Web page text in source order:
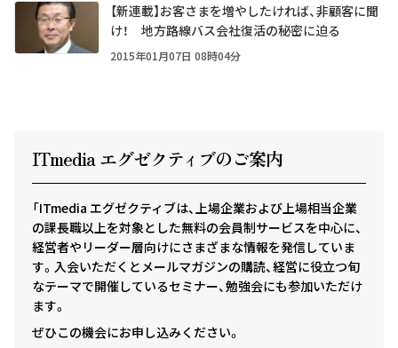
【新連載】お客さまを増やしたければ、非顧客に聞
け！ 地方路線バス会社復活の秘密に迫る
2015年01月07日 08時04分
ITmedia エグゼクティ ブのご案内
「ITmedia エグゼクティブは、上場企業および上場相当企業
の課長職以上を対象とした無料の会員制サービスを中心に、
経営者やリーダー層向けにさまざまな情報を発信していま
す。入会いただくとメールマガジンの購読、経営に役立つ旬
なテーマで開催しているセミナー、勉強会にも参加いただけ
ます。
ぜひこの機会にお申し込みください。